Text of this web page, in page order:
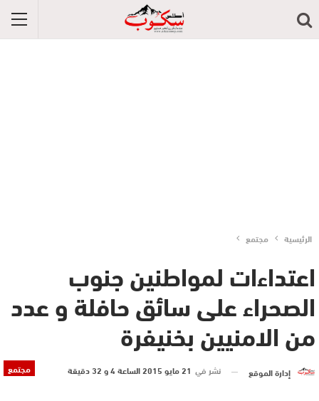
الرئيسية مجتمع
اعتداءات لمواطنين جنوب
الصحراء على سائق حافلة و عدد
من الامنيين بخنيفرة
مجتمع إدارة الموقع نشر في 21 مايو 2015 الساعة 4 و 32 دقيقة